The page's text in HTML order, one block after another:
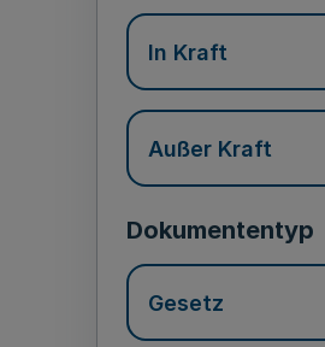
In Kraft
Außer Kraft
Dokumententyp
Gesetz